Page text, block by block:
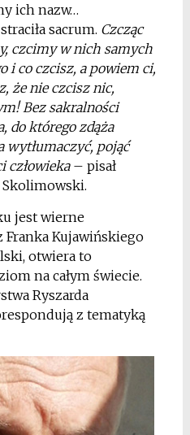
ich nazw…
sacrum. Czcząc
czcimy w nich samych
i co czcisz, a powiem ci,
że nie czcisz nic,
Bez sakralności
do którego zdąża
wytłumaczyć, pojąć
człowieka– pisał
jest wierne
Franka Kujawińskiego
otwiera to
na całym świecie.
Ryszarda
z tematyką